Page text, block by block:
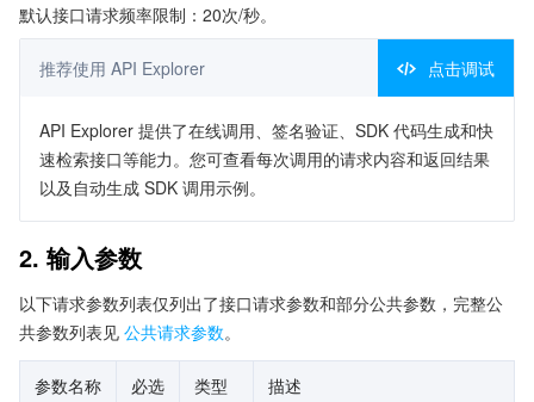
默认接口请求频率限制：20次/秒。
推荐使用 API Explorer 点击调试
API Explorer 提供了在线调用、签名验证、SDK 代码生成和快
速检索接口等能力。您可查看每次调用的请求内容和返回结果
以及自动生成 SDK 调用示例。
2. 输入参数
以下请求参数列表仅列出了接口请求参数和部分公共参数，完整公
共参数列表见 公共请求参数。
参数名称 必选 类型 描述